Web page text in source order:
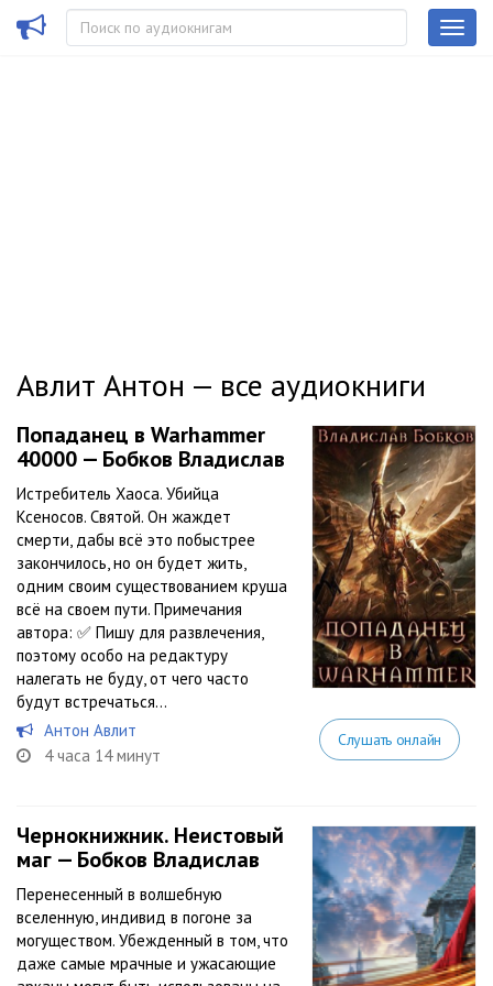
Авлит Антон — все аудиокниги
Попаданец в Warhammer
40000 — Бобков Владислав
Истребитель Хаоса. Убийца
Ксеносов. Святой. Он жаждет
смерти, дабы всё это побыстрее
закончилось, но он будет жить,
одним своим существованием круша
всё на своем пути. Примечания
автора: ✅ Пишу для развлечения,
поэтому особо на редактуру
налегать не буду, от чего часто
будут встречаться...
Антон Авлит
4 часа 14 минут
Слушать онлайн
Чернокнижник. Неистовый
маг — Бобков Владислав
Перенесенный в волшебную
вселенную, индивид в погоне за
могуществом. Убежденный в том, что
даже самые мрачные и ужасающие